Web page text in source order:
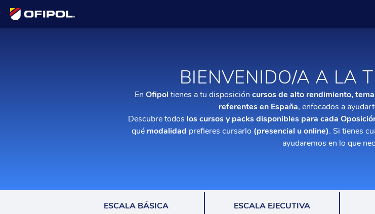
BIENVENIDO/A A LA
En Ofipol tienes a tu disposición cursos de alto rendimiento,
referentes en España, enfocados a
Descubre todos los cursos y packs disponibles para cada
qué modalidad prefieres cursarlo (presencial u online). Si tienes
ayudaremos en lo que
ESCALA BÁSICA ESCALA EJECUTIVA